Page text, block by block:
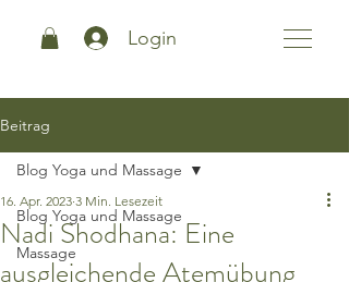
Login
Beitrag
Blog Yoga und Massage
Massage
Blog Yoga und Massage
Nadi Shodhana: Eine
ausgleichende Atemübung
16. Apr. 2023 3 Min. Lesezeit